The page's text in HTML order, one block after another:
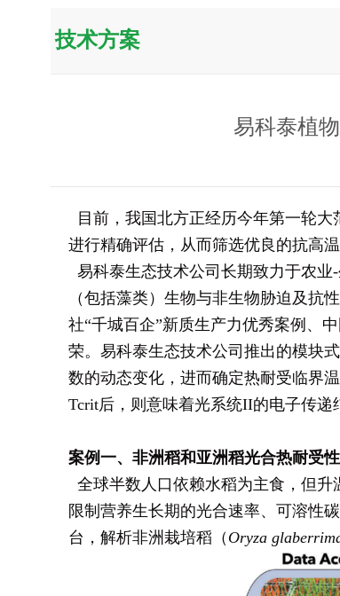
技术方案
易科泰植
目前，我国北方正经历今年第一轮
进行精确评估，从而筛选优良的抗高
易科泰生态技术公司长期致力于农
（包括藻类）生物与非生物胁迫及抗
社“千城百企”新质生产力优秀案例、
荣。易科泰生态技术公司推出的模块
数的动态变化，进而确定热耐受临界
Tcrit后，则意味着光系统II的电子传递
案例一、非洲稻和亚洲稻光合热耐受
全球半数人口依赖水稻为主食，但
限制营养生长期的光合速率、可溶性
台，解析非洲栽培稻（ Oryza